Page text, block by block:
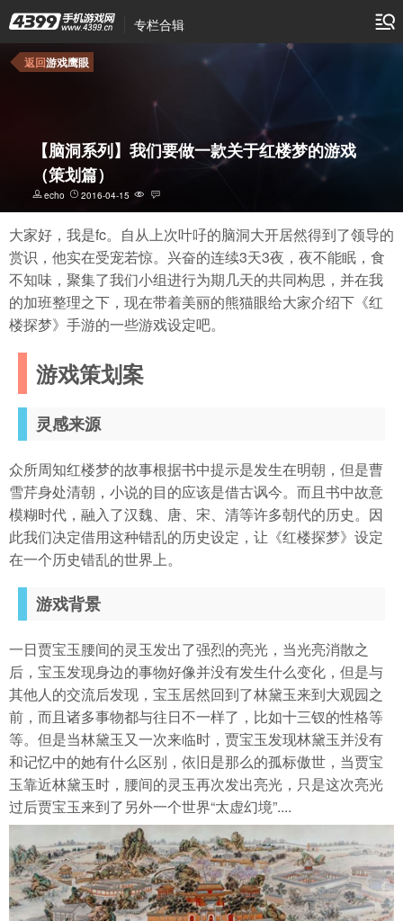
专栏合辑
返回游戏鹰眼
【脑洞系列】我们要做一款关于红楼梦的游戏
（策划篇）
echo 2016-04-15
大家好，我是fc。自从上次叶吇的脑洞大开居然得到了领导的
赏识，他实在受宠若惊。兴奋的连续3天3夜，夜不能眠，食
不知味，聚集了我们小组进行为期几天的共同构思，并在我
的加班整理之下，现在带着美丽的熊猫眼给大家介绍下《红
楼探梦》手游的一些游戏设定吧。
游戏策划案
灵感来源
众所周知红楼梦的故事根据书中提示是发生在明朝，但是曹
雪芹身处清朝，小说的目的应该是借古讽今。而且书中故意
模糊时代，融入了汉魏、唐、宋、清等许多朝代的历史。因
此我们决定借用这种错乱的历史设定，让《红楼探梦》设定
在一个历史错乱的世界上。
游戏背景
一日贾宝玉腰间的灵玉发出了强烈的亮光，当光亮消散之
后，宝玉发现身边的事物好像并没有发生什么变化，但是与
其他人的交流后发现，宝玉居然回到了林黛玉来到大观园之
前，而且诸多事物都与往日不一样了，比如十三钗的性格等
等。但是当林黛玉又一次来临时，贾宝玉发现林黛玉并没有
和记忆中的她有什么区别，依旧是那么的孤标傲世，当贾宝
玉靠近林黛玉时，腰间的灵玉再次发出亮光，只是这次亮光
过后贾宝玉来到了另外一个世界“太虚幻境”....